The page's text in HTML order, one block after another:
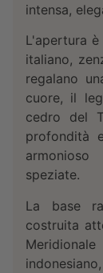
intensa,
L'apertura
italiano,
regalano
cuore, il
cedro del
profondità
speziate.
La base
costruita